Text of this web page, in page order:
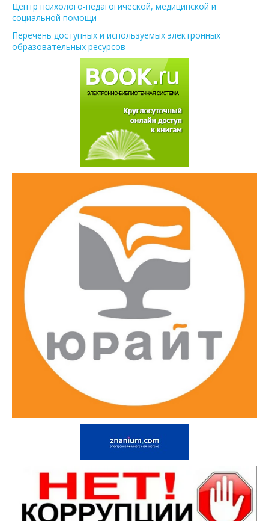
Центр психолого-педагогической, медицинской и
социальной помощи
Перечень доступных и используемых электронных
образовательных ресурсов